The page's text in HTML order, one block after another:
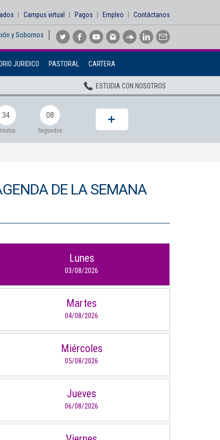
Campus virtual Pagos Empleo Contáctanos
y Sobornos
JURIDICO PASTORAL CARTERA
ESTUDIA CON NOSOTROS
34 06
Segundos
DE LA SEMANA
Lunes
03/08/2026
Martes
04/08/2026
Miércoles
05/08/2026
Jueves
06/08/2026
Inicio
Institucional
Pregrados
Posgrados
Planta Docente
Centros
Consultorio Juridico
CARTERA
Estudiantes
Docentes
Campus virtual
Pagos